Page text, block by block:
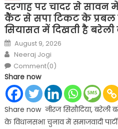
दरगाह पर चादर से सावन
कैंट से सपा टिकट के प्रबल
सियासत में दिखती है
Posted
on
August 9, 2026
Author
Neeraj Jogi
Comment(0)
Share now
Share now नीरज सिसौदिया, बरेली
के विधानसभा चुनाव में समाजवादी